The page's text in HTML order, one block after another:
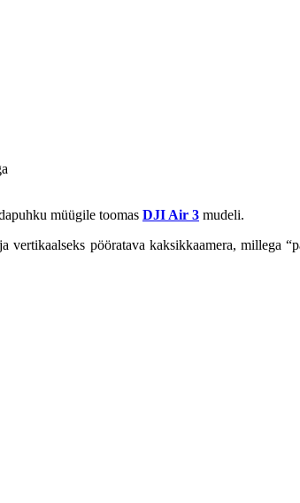
müügile toomas DJI Air 3 mudeli.
pööratava kaksikkaamera, millega